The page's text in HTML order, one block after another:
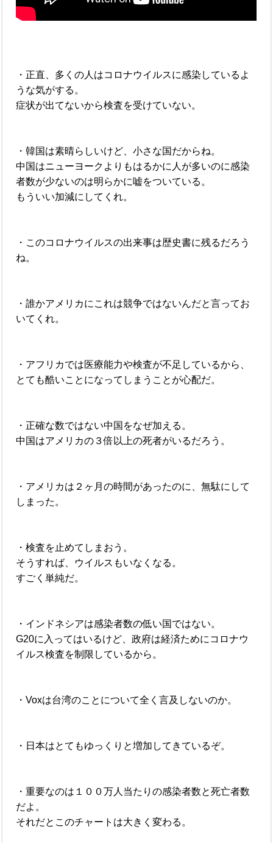
・正直、多くの人はコロナウイルスに感染しているよ
うな気がする。
症状が出てないから検査を受けていない。
・韓国は素晴らしいけど、小さな国だからね。
中国はニューヨークよりもはるかに人が多いのに感染
者数が少ないのは明らかに嘘をついている。
もういい加減にしてくれ。
・このコロナウイルスの出来事は歴史書に残るだろう
ね。
・誰かアメリカにこれは競争ではないんだと言ってお
いてくれ。
・アフリカでは医療能力や検査が不足しているから、
とても酷いことになってしまうことが心配だ。
・正確な数ではない中国をなぜ加える。
中国はアメリカの３倍以上の死者がいるだろう。
・アメリカは２ヶ月の時間があったのに、無駄にして
しまった。
・検査を止めてしまおう。
そうすれば、ウイルスもいなくなる。
すごく単純だ。
・インドネシアは感染者数の低い国ではない。
G20に入ってはいるけど、政府は経済ためにコロナウ
イルス検査を制限しているから。
・Voxは台湾のことについて全く言及しないのか。
・日本はとてもゆっくりと増加してきているぞ。
・重要なのは１００万人当たりの感染者数と死亡者数
だよ。
それだとこのチャートは大きく変わる。